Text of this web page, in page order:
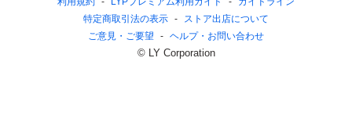
特定商取引法の表示
ストア出店について
ご意見・ご要望
ヘルプ・お問い合わせ
© LY Corporation